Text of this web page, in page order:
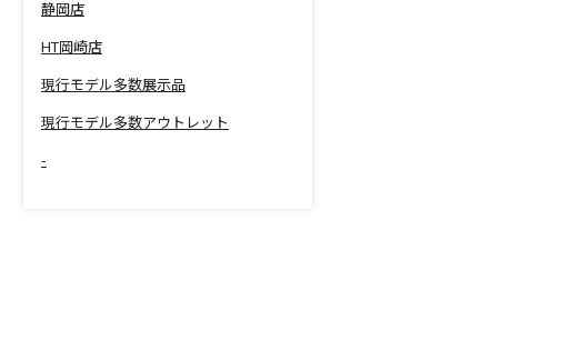
静岡店
HT岡崎店
現行モデル多数展示品
現行モデル多数アウトレット
-